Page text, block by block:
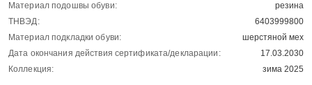
Материал подошвы обуви:
резина
ТНВЭД:
6403999800
Материал подкладки обуви:
шерстяной мех
Дата окончания действия сертификата/декларации:
17.03.2030
Коллекция:
зима 2025